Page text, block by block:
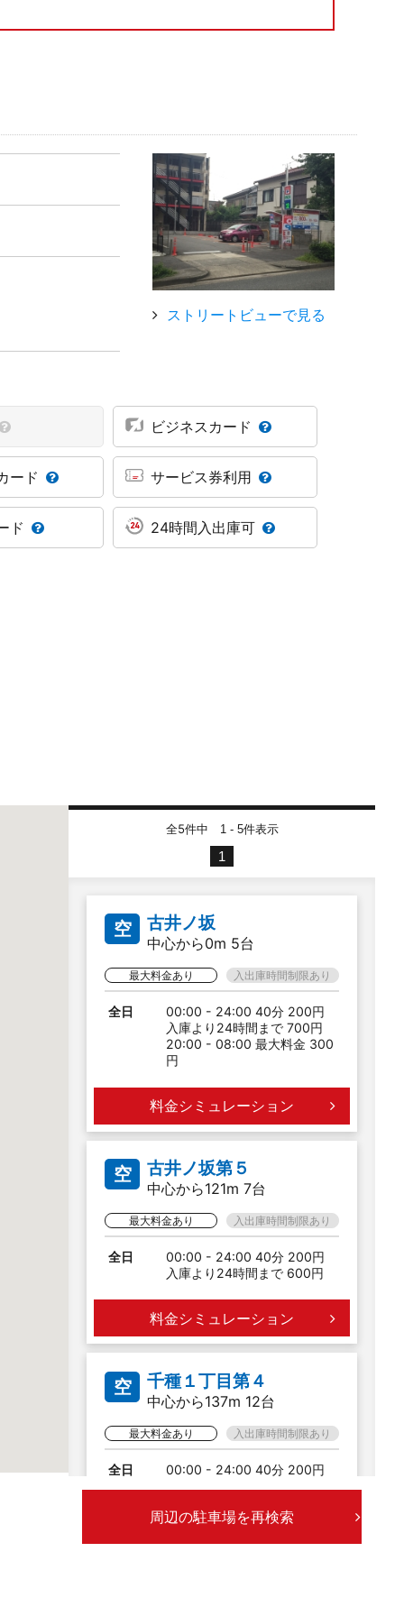
ストリートビューで見る
ビジネスカード
ード サービス券利用
ド 24時間入出庫可
全5件中 1 - 5件表示
1
空 古井ノ坂
中心から0m 5台
最大料金あり 入出庫時間制限あり
全日
00:00 - 24:00 40分 200円
入庫より24時間まで 700円
20:00 - 08:00 最大料金 300
円
料金シミュレーション
空 古井ノ坂第５
中心から121m 7台
最大料金あり 入出庫時間制限あり
全日
00:00 - 24:00 40分 200円
入庫より24時間まで 600円
料金シミュレーション
空 千種１丁目第４
中心から137m 12台
最大料金あり 入出庫時間制限あり
全日
00:00 - 24:00 40分 200円
円
周辺の駐車場を再検索